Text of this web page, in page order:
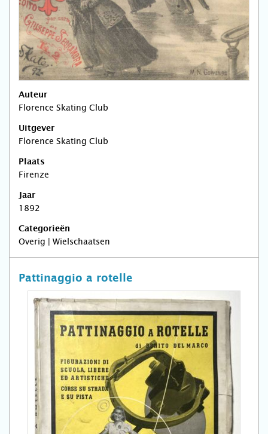
Auteur
Florence Skating Club
Uitgever
Florence Skating Club
Plaats
Firenze
Jaar
1892
Categorieën
Overig | Wielschaatsen
Pattinaggio a rotelle